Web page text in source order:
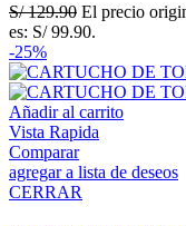
S/129.90 El precio
es: S/ 99.90.
-25%
Añadir al carrito
Vista Rapida
Comparar
agregar a lista de deseos
CERRAR